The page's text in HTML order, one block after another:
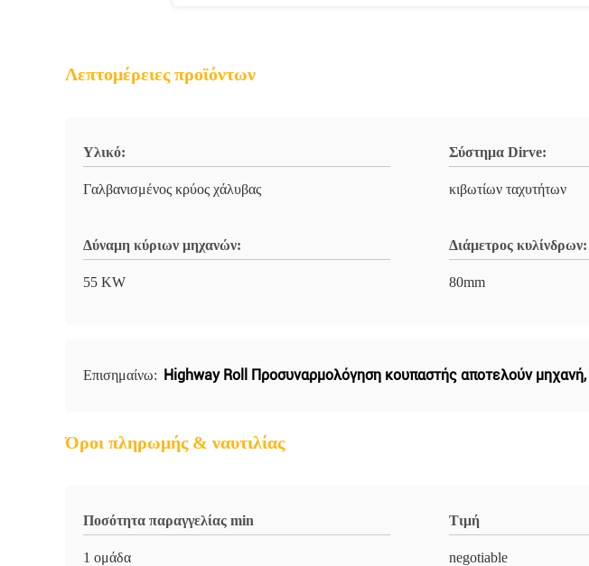
Λεπτομέρειες προϊόντων
Υλικό:
Γαλβανισμένος κρύος χάλυβας
Σύστημα Dirve:
κιβωτίων ταχυτήτων
Δύναμη κύριων μηχανών:
55 KW
Διάμετρος κυλίνδρων:
80mm
Επισημαίνω: Highway Roll Προσυναρμολόγηση κουπαστής αποτελούν μηχανή,
Όροι πληρωμής & ναυτιλίας
Ποσότητα παραγγελίας min
1 ομάδα
Τιμή
negotiable